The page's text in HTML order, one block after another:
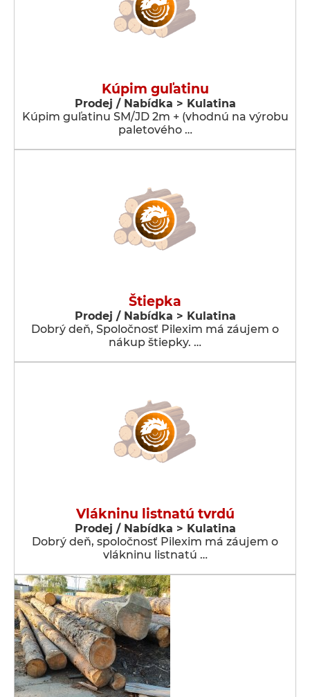
Kúpim guľatinu
Prodej / Nabídka > Kulatina
Kúpim guľatinu SM/JD 2m + (vhodnú na výrobu
paletového …
Štiepka
Prodej / Nabídka > Kulatina
Dobrý deň, Spoločnosť Pilexim má záujem o
nákup štiepky. …
Vlákninu listnatú tvrdú
Prodej / Nabídka > Kulatina
Dobrý deň, spoločnosť Pilexim má záujem o
vlákninu listnatú …